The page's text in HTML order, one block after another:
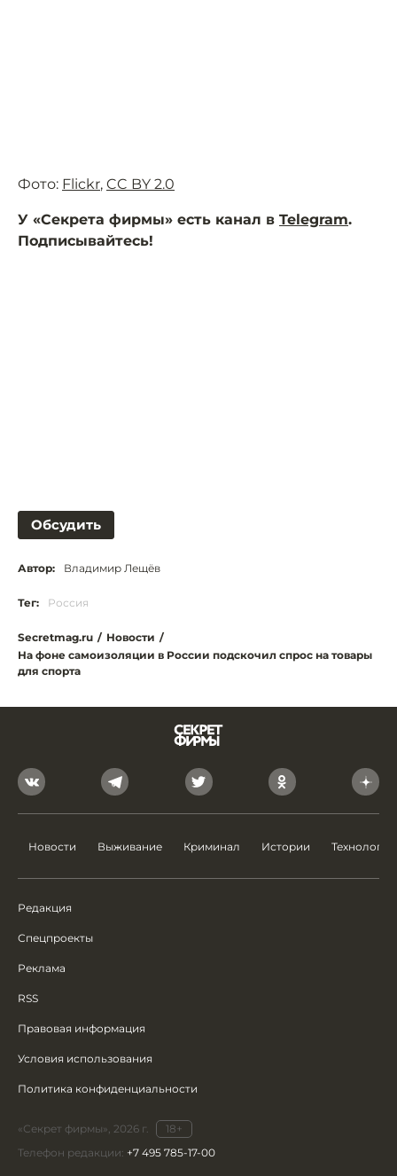
Фото: Flickr, CC BY 2.0
У «Секрета фирмы» есть канал в Telegram.
Подписывайтесь!
Обсудить
Автор: Владимир Лещёв
Тег: Россия
Secretmag.ru / Новости /
На фоне самоизоляции в России подскочил спрос на товары
для спорта
Новости Выживание Криминал Истории Технологии
Редакция
Спецпроекты
Реклама
RSS
Правовая информация
Условия использования
Политика конфиденциальности
«Секрет фирмы», 2026 г.
18+
Телефон редакции: +7 495 785-17-00